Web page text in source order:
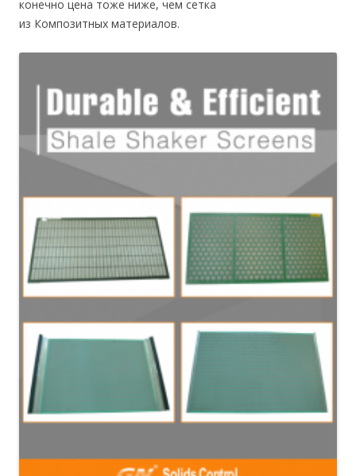
конечно цена тоже ниже, чем сетка
из Композитных материалов.